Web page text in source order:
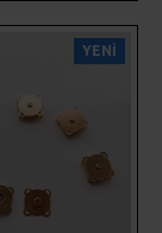
Makrome
GM-18